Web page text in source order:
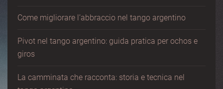
Come migliorare l’abbraccio nel tango argentino
Pivot nel tango argentino: guida pratica per ochos e
giros
La camminata che racconta: storia e tecnica nel